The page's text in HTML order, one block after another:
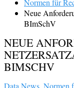
Normen für
Neue
BImSchV
NEUE
IMSCHV
Data News, Normen